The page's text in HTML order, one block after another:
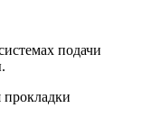
подачи
прокладки